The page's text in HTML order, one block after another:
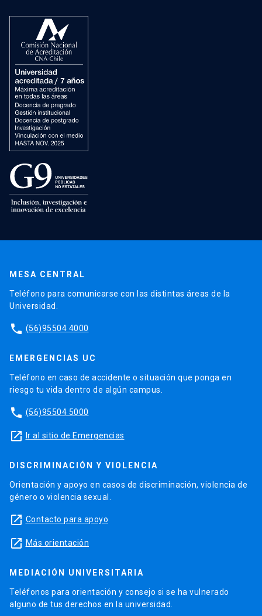
MESA CENTRAL
Teléfono para comunicarse con las distintas áreas de la
Universidad.
phone (56)95504 4000
EMERGENCIAS UC
Teléfono en caso de accidente o situación que ponga en
riesgo tu vida dentro de algún campus.
phone (56)95504 5000
launch Ir al sitio de Emergencias
DISCRIMINACIÓN Y VIOLENCIA
Orientación y apoyo en casos de discriminación, violencia de
género o violencia sexual.
launch Contacto para apoyo
launch Más orientación
MEDIACIÓN UNIVERSITARIA
Teléfonos para orientación y consejo si se ha vulnerado
alguno de tus derechos en la universidad.